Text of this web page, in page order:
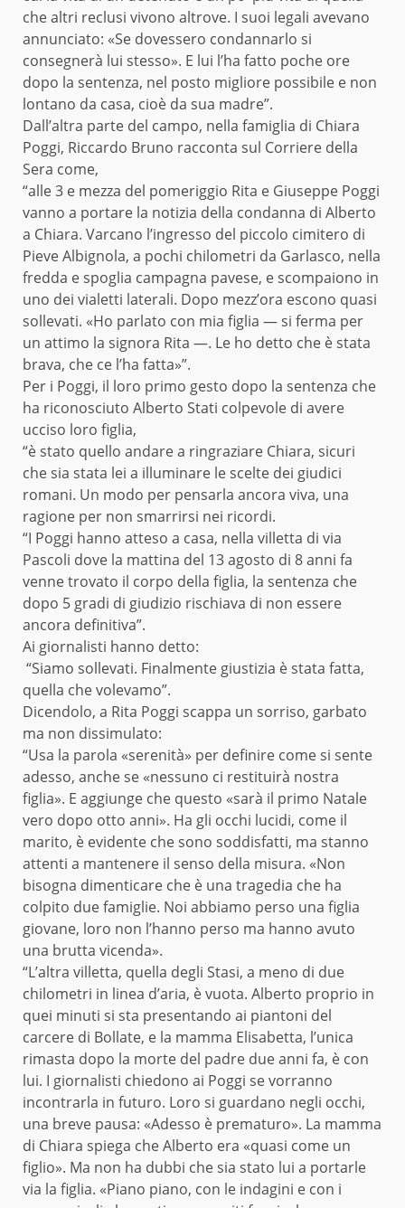
che altri reclusi vivono altrove. I suoi legali avevano
annunciato: «Se dovessero condannarlo si
consegnerà lui stesso». E lui l’ha fatto poche ore
dopo la sentenza, nel posto migliore possibile e non
lontano da casa, cioè da sua madre”.
Dall’altra parte del campo, nella famiglia di Chiara
Poggi, Riccardo Bruno racconta sul Corriere della
Sera come,
“alle 3 e mezza del pomeriggio Rita e Giuseppe Poggi
vanno a portare la notizia della condanna di Alberto
a Chiara. Varcano l’ingresso del piccolo cimitero di
Pieve Albignola, a pochi chilometri da Garlasco, nella
fredda e spoglia campagna pavese, e scompaiono in
uno dei vialetti laterali. Dopo mezz’ora escono quasi
sollevati. «Ho parlato con mia figlia — si ferma per
un attimo la signora Rita —. Le ho detto che è stata
brava, che ce l’ha fatta»”.
Per i Poggi, il loro primo gesto dopo la sentenza che
ha riconosciuto Alberto Stati colpevole di avere
ucciso loro figlia,
“è stato quello andare a ringraziare Chiara, sicuri
che sia stata lei a illuminare le scelte dei giudici
romani. Un modo per pensarla ancora viva, una
ragione per non smarrirsi nei ricordi.
“I Poggi hanno atteso a casa, nella villetta di via
Pascoli dove la mattina del 13 agosto di 8 anni fa
venne trovato il corpo della figlia, la sentenza che
dopo 5 gradi di giudizio rischiava di non essere
ancora definitiva”.
Ai giornalisti hanno detto:
“Siamo sollevati. Finalmente giustizia è stata fatta,
quella che volevamo”.
Dicendolo, a Rita Poggi scappa un sorriso, garbato
ma non dissimulato:
“Usa la parola «serenità» per definire come si sente
adesso, anche se «nessuno ci restituirà nostra
figlia». E aggiunge che questo «sarà il primo Natale
vero dopo otto anni». Ha gli occhi lucidi, come il
marito, è evidente che sono soddisfatti, ma stanno
attenti a mantenere il senso della misura. «Non
bisogna dimenticare che è una tragedia che ha
colpito due famiglie. Noi abbiamo perso una figlia
giovane, loro non l’hanno perso ma hanno avuto
una brutta vicenda».
“L’altra villetta, quella degli Stasi, a meno di due
chilometri in linea d’aria, è vuota. Alberto proprio in
quei minuti si sta presentando ai piantoni del
carcere di Bollate, e la mamma Elisabetta, l’unica
rimasta dopo la morte del padre due anni fa, è con
lui. I giornalisti chiedono ai Poggi se vorranno
incontrarla in futuro. Loro si guardano negli occhi,
una breve pausa: «Adesso è prematuro». La mamma
di Chiara spiega che Alberto era «quasi come un
figlio». Ma non ha dubbi che sia stato lui a portarle
via la figlia. «Piano piano, con le indagini e con i